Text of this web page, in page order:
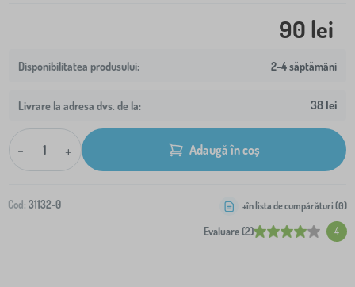
90 lei
2-4 săptămâni
Livrare la adresa dvs. de la: 38 lei
- + Adaugă în coș
Cod: 31132-0
Evaluare (2) 4
+în lista de cumpărături (0)